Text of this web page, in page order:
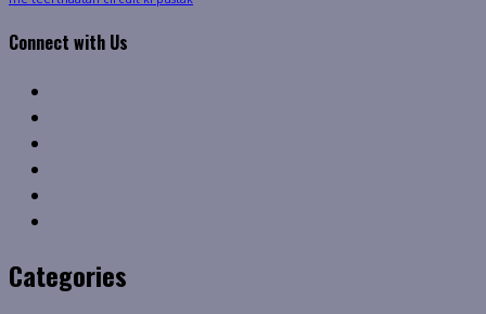
Connect with Us
Categories